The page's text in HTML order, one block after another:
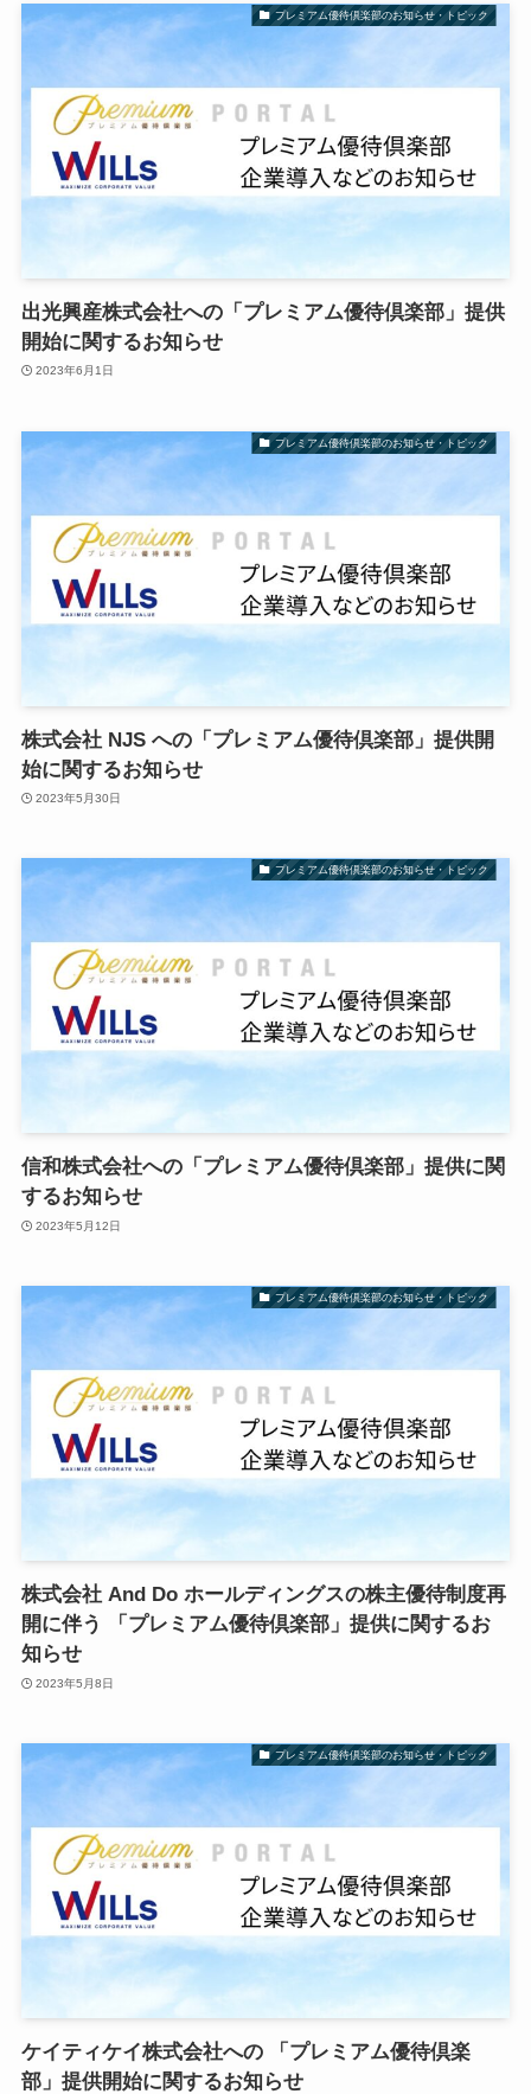
プレミアム優待倶楽部のお知らせ・トピック
出光興産株式会社への「プレミアム優待倶楽部」提供
開始に関するお知らせ
2023年6月1日
プレミアム優待倶楽部のお知らせ・トピック
株式会社 NJS への「プレミアム優待倶楽部」提供開
始に関するお知らせ
2023年5月30日
プレミアム優待倶楽部のお知らせ・トピック
信和株式会社への「プレミアム優待倶楽部」提供に関
するお知らせ
2023年5月12日
プレミアム優待倶楽部のお知らせ・トピック
株式会社 And Do ホールディングスの株主優待制度再
開に伴う 「プレミアム優待倶楽部」提供に関するお
知らせ
2023年5月8日
プレミアム優待倶楽部のお知らせ・トピック
ケイティケイ株式会社への 「プレミアム優待倶楽
部」提供開始に関するお知らせ